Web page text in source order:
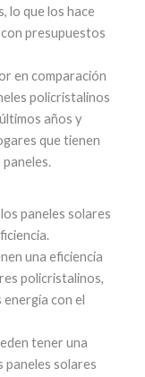
lo que los hace
presupuestos
en comparación
policristalinos
años y
que tienen
paneles solares
una eficiencia
policristalinos,
energía con el
tener una
paneles solares